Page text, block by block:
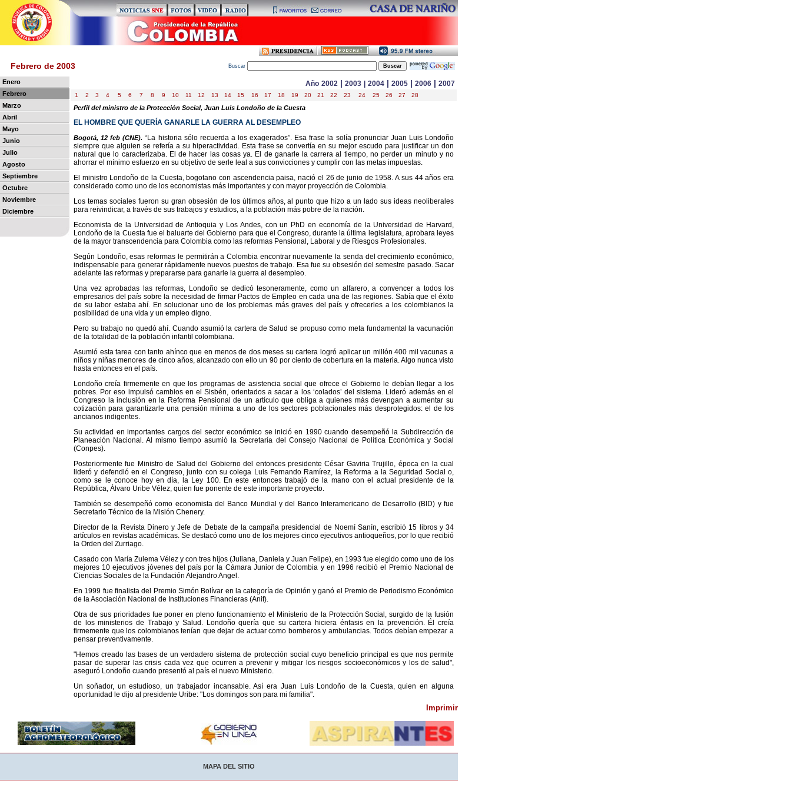
Febrero de 2003 Buscar
Enero
Febrero
Marzo
Abril
Mayo
Junio
Julio
Agosto
Septiembre
Octubre
Noviembre
Diciembre
Año 2002 | 2003 2004 | 2005 | 2006 | 2007
1 2 3 4 5 6 7 8 9 10 11 12 13 14 15 16 17 18 19 20 21 22 23 24 25 26 27 28
Perfil del ministro de la Protección Social, Juan Luis Londoño de la Cuesta
EL HOMBRE QUE QUERÍA GANARLE LA GUERRA AL DESEMPLEO
Bogotá, 12 feb (CNE). “La historia sólo recuerda a los exagerados”. Esa frase la solía pronunciar Juan Luis Londoño
siempre que alguien se refería a su hiperactividad. Esta frase se convertía en su mejor escudo para justificar un don
natural que lo caracterizaba. El de hacer las cosas ya. El de ganarle la carrera al tiempo, no perder un minuto y no
ahorrar el mínimo esfuerzo en su objetivo de serle leal a sus convicciones y cumplir con las metas impuestas.
El ministro Londoño de la Cuesta, bogotano con ascendencia paisa, nació el 26 de junio de 1958. A sus 44 años era
considerado como uno de los economistas más importantes y con mayor proyección de Colombia.
Los temas sociales fueron su gran obsesión de los últimos años, al punto que hizo a un lado sus ideas neoliberales
para reivindicar, a través de sus trabajos y estudios, a la población más pobre de la nación.
Economista de la Universidad de Antioquia y Los Andes, con un PhD en economía de la Universidad de Harvard,
Londoño de la Cuesta fue el baluarte del Gobierno para que el Congreso, durante la última legislatura, aprobara leyes
de la mayor transcendencia para Colombia como las reformas Pensional, Laboral y de Riesgos Profesionales.
Según Londoño, esas reformas le permitirán a Colombia encontrar nuevamente la senda del crecimiento económico,
indispensable para generar rápidamente nuevos puestos de trabajo. Esa fue su obsesión del semestre pasado. Sacar
adelante las reformas y prepararse para ganarle la guerra al desempleo.
Una vez aprobadas las reformas, Londoño se dedicó tesoneramente, como un alfarero, a convencer a todos los
empresarios del país sobre la necesidad de firmar Pactos de Empleo en cada una de las regiones. Sabía que el éxito
de su labor estaba ahí. En solucionar uno de los problemas más graves del país y ofrecerles a los colombianos la
posibilidad de una vida y un empleo digno.
Pero su trabajo no quedó ahí. Cuando asumió la cartera de Salud se propuso como meta fundamental la vacunación
de la totalidad de la población infantil colombiana.
Asumió esta tarea con tanto ahínco que en menos de dos meses su cartera logró aplicar un millón 400 mil vacunas a
niños y niñas menores de cinco años, alcanzado con ello un 90 por ciento de cobertura en la materia. Algo nunca visto
hasta entonces en el país.
Londoño creía firmemente en que los programas de asistencia social que ofrece el Gobierno le debían llegar a los
pobres. Por eso impulsó cambios en el Sisbén, orientados a sacar a los ‘colados’ del sistema. Lideró además en el
Congreso la inclusión en la Reforma Pensional de un artículo que obliga a quienes más devengan a aumentar su
cotización para garantizarle una pensión mínima a uno de los sectores poblacionales más desprotegidos: el de los
ancianos indigentes.
Su actividad en importantes cargos del sector económico se inició en 1990 cuando desempeñó la Subdirección de
Planeación Nacional. Al mismo tiempo asumió la Secretaría del Consejo Nacional de Política Económica y Social
(Conpes).
Posteriormente fue Ministro de Salud del Gobierno del entonces presidente César Gaviria Trujillo, época en la cual
lideró y defendió en el Congreso, junto con su colega Luis Fernando Ramírez, la Reforma a la Seguridad Social o,
como se le conoce hoy en día, la Ley 100. En este entonces trabajó de la mano con el actual presidente de la
República, Álvaro Uribe Vélez, quien fue ponente de este importante proyecto.
También se desempeñó como economista del Banco Mundial y del Banco Interamericano de Desarrollo (BID) y fue
Secretario Técnico de la Misión Chenery.
Director de la Revista Dinero y Jefe de Debate de la campaña presidencial de Noemí Sanín, escribió 15 libros y 34
artículos en revistas académicas. Se destacó como uno de los mejores cinco ejecutivos antioqueños, por lo que recibió
la Orden del Zurriago.
Casado con María Zulema Vélez y con tres hijos (Juliana, Daniela y Juan Felipe), en 1993 fue elegido como uno de los
mejores 10 ejecutivos jóvenes del país por la Cámara Junior de Colombia y en 1996 recibió el Premio Nacional de
Ciencias Sociales de la Fundación Alejandro Angel.
En 1999 fue finalista del Premio Simón Bolívar en la categoría de Opinión y ganó el Premio de Periodismo Económico
de la Asociación Nacional de Instituciones Financieras (Anif).
Otra de sus prioridades fue poner en pleno funcionamiento el Ministerio de la Protección Social, surgido de la fusión
de los ministerios de Trabajo y Salud. Londoño quería que su cartera hiciera énfasis en la prevención. Él creía
firmemente que los colombianos tenían que dejar de actuar como bomberos y ambulancias. Todos debían empezar a
pensar preventivamente.
"Hemos creado las bases de un verdadero sistema de protección social cuyo beneficio principal es que nos permite
pasar de superar las crisis cada vez que ocurren a prevenir y mitigar los riesgos socioeconómicos y los de salud",
aseguró Londoño cuando presentó al país el nuevo Ministerio.
Un soñador, un estudioso, un trabajador incansable. Así era Juan Luis Londoño de la Cuesta, quien en alguna
oportunidad le dijo al presidente Uribe: "Los domingos son para mi familia".
Imprimir
MAPA DEL SITIO